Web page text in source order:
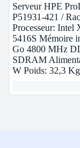
Serveur HPE
P51931-421 /
Processeur: Intel
5416S Mémoire
Go 4800 MHz
SDRAM
W Poids: 32,3 Kg